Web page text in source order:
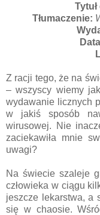
Tłumaczenie:
Z racji tego, że na
– wszyscy wiemy
wydawanie licznych
w jakiś sposób
wirusowej. Nie
zaciekawiła mnie
uwagi?
Na świecie szaleje
człowieka w ciągu
jeszcze lekarstwa, a
się w chaosie.